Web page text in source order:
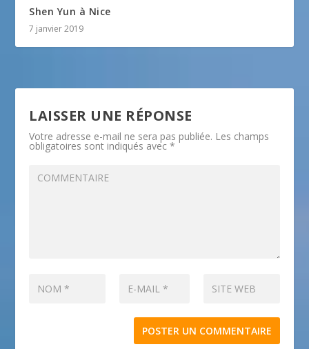
Shen Yun à Nice
7 janvier 2019
LAISSER UNE RÉPONSE
Votre adresse e-mail ne sera pas publiée. Les champs
obligatoires sont indiqués avec*